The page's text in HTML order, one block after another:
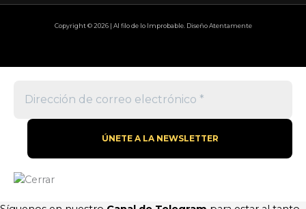
Copyright © 2026 | Al filo de lo Improbable. Diseño Atentamente